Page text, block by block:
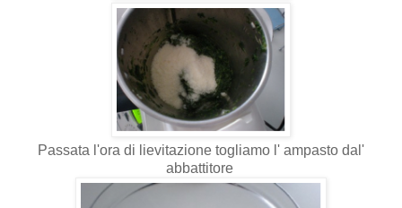
Passata l'ora di lievitazione togliamo l' ampasto dal'
abbattitore